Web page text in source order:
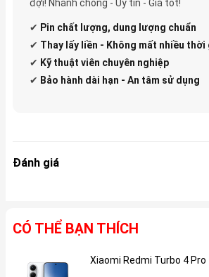
đợi! Nhanh chóng - Uy tín - Giá tốt!
✔ Pin chất lượng, dung lượng chuẩn
✔ Thay lấy liền - Không mất nhiều thời
✔ Kỹ thuật viên chuyên nghiệp
✔ Bảo hành dài hạn - An tâm sử dụng
Đánh giá
CÓ THỂ BẠN THÍCH
Xiaomi Redmi Turbo 4 Pro